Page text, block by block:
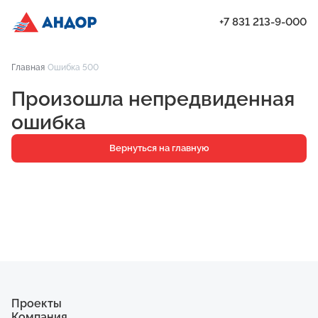
Проекты
Квартиры
Паркинг
Кладовые
+7 831 213-9-000
Главная Ошибка 500
Произошла непредвиденная
ошибка
Вернуться на главную
Проекты